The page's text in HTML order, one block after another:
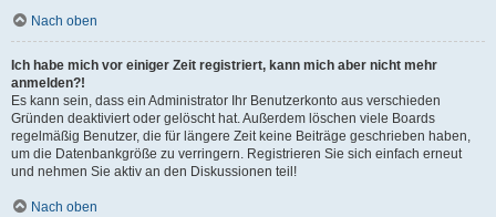
Nach oben
Ich habe mich vor einiger Zeit registriert, kann mich aber nicht mehr
anmelden?!
Es kann sein, dass ein Administrator Ihr Benutzerkonto aus verschieden
Gründen deaktiviert oder gelöscht hat. Außerdem löschen viele Boards
regelmäßig Benutzer, die für längere Zeit keine Beiträge geschrieben haben,
um die Datenbankgröße zu verringern. Registrieren Sie sich einfach erneut
und nehmen Sie aktiv an den Diskussionen teil!
Nach oben